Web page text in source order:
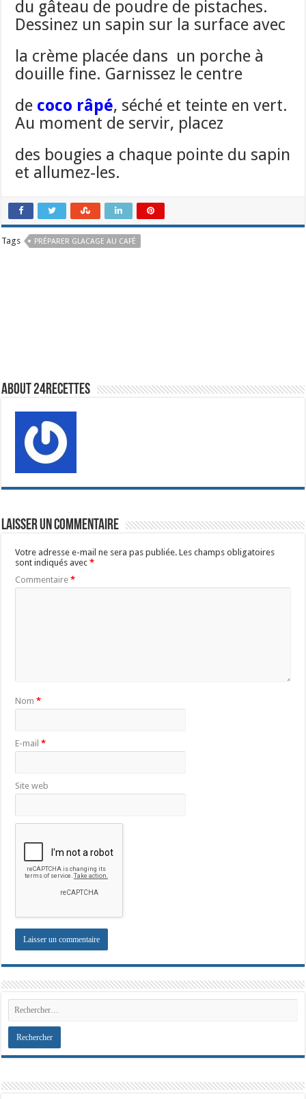
du gâteau de poudre de pistaches.
Dessinez un sapin sur la surface avec
la crème placée dans un porche à
douille fine. Garnissez le centre
de coco râpé, séché et teinte en vert.
Au moment de servir, placez
des bougies a chaque pointe du sapin
et allumez-les.
Tags PRÉPARER GLACAGE AU CAFÉ
About 24recettes
Laisser un commentaire
Votre adresse e-mail ne sera pas publiée. Les champs obligatoires
sont indiqués avec*
Commentaire*
Nom*
E-mail*
Site web